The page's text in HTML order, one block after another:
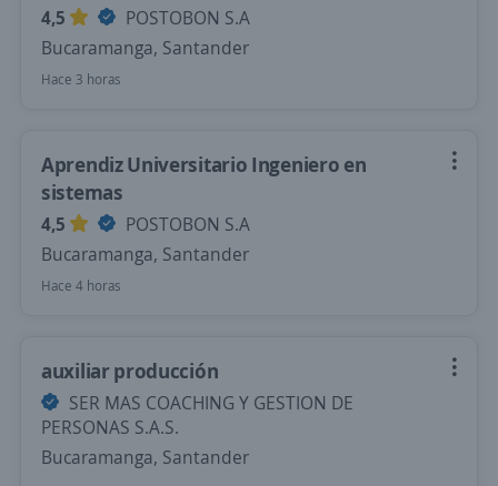
4,5
POSTOBON S.A
Bucaramanga, Santander
Hace 3 horas
Aprendiz Universitario Ingeniero en
sistemas
4,5
POSTOBON S.A
Bucaramanga, Santander
Hace 4 horas
auxiliar producción
SER MAS COACHING Y GESTION DE
PERSONAS S.A.S.
Bucaramanga, Santander